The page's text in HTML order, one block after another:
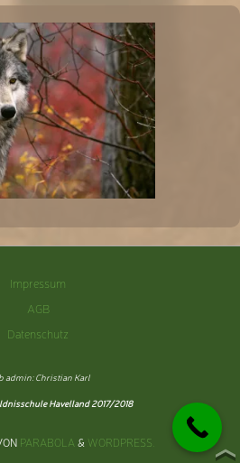
Impressum
AGB
Datenschutz
admin: Christian Karl
Havelland 2017/2018
PARABOLA & WORDPRESS.